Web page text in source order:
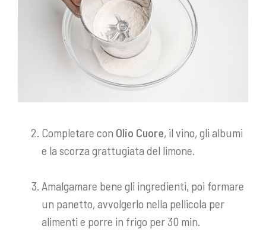
Completare con Olio Cuore, il vino, gli albumi
e la scorza grattugiata del limone.
Amalgamare bene gli ingredienti, poi formare
un panetto, avvolgerlo nella pellicola per
alimenti e porre in frigo per 30 min.